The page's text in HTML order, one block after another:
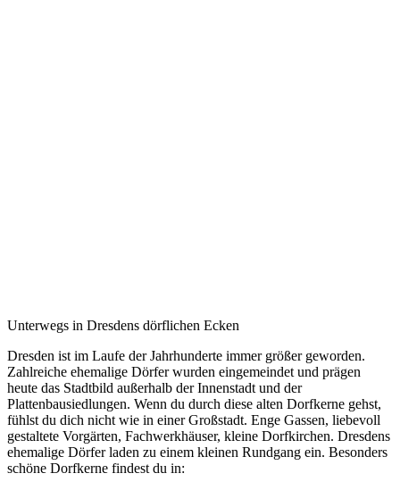
Unterwegs in Dresdens dörflichen Ecken
Dresden ist im Laufe der Jahrhunderte immer größer geworden.
Zahlreiche ehemalige Dörfer wurden eingemeindet und prägen
heute das Stadtbild außerhalb der Innenstadt und der
Plattenbausiedlungen. Wenn du durch diese alten Dorfkerne gehst,
fühlst du dich nicht wie in einer Großstadt. Enge Gassen, liebevoll
gestaltete Vorgärten, Fachwerkhäuser, kleine Dorfkirchen. Dresdens
ehemalige Dörfer laden zu einem kleinen Rundgang ein. Besonders
schöne Dorfkerne findest du in: